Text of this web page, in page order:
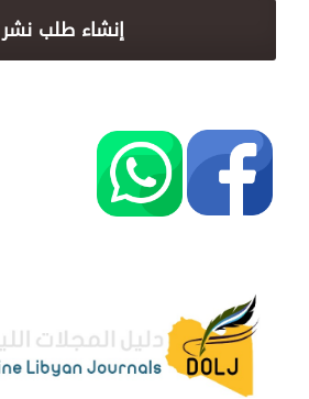
إنشاء طلب نشر